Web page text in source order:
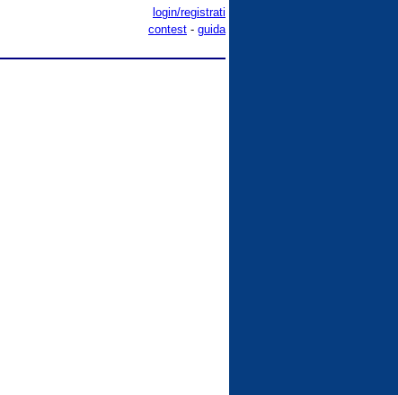
login/registrati
contest - guida